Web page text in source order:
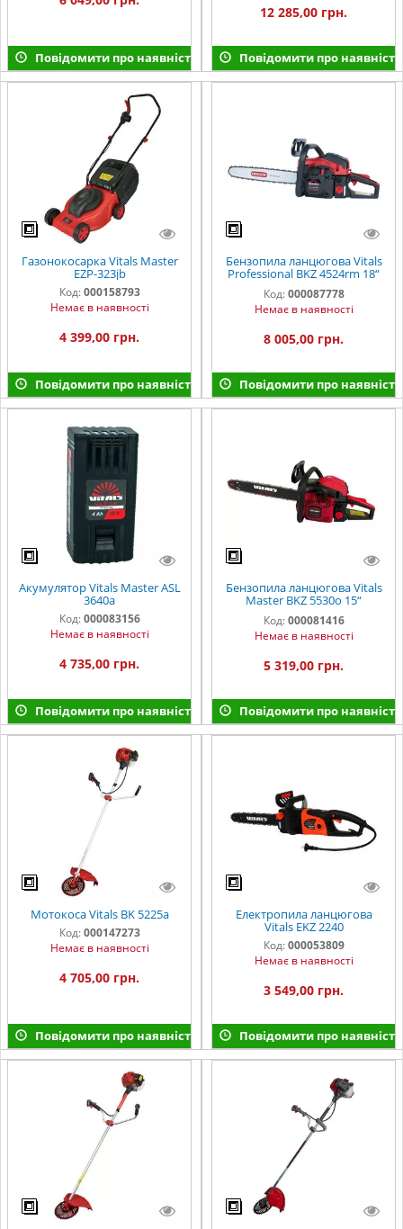
Повідомити про наявність
12 285,00 грн.
Повідомити про наявність
Газонокосарка Vitals Master
EZP-323jb
Код: 000158793
Немає в наявності
4 399,00 грн.
Повідомити про наявність
Бензопила ланцюгова Vitals
Professional BKZ 4524rm 18“
Magnesium
Код: 000087778
Немає в наявності
8 005,00 грн.
Повідомити про наявність
Акумулятор Vitals Master ASL
3640a
Код: 000083156
Немає в наявності
4 735,00 грн.
Повідомити про наявність
Бензопила ланцюгова Vitals
Master BKZ 5530o 15“
AluMagnio
Код: 000081416
Немає в наявності
5 319,00 грн.
Повідомити про наявність
Мотокоса Vitals BK 5225a
Код: 000147273
Немає в наявності
4 705,00 грн.
Повідомити про наявність
Електропила ланцюгова
Vitals EKZ 2240
Код: 000053809
Немає в наявності
3 549,00 грн.
Повідомити про наявність